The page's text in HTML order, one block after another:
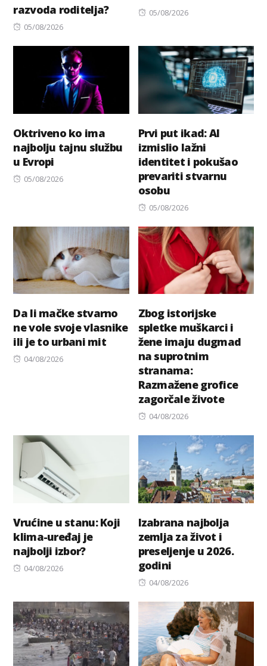
razvoda roditelja?
Posted
05/08/2026
Posted
05/08/2026
Oktriveno ko ima
najbolju tajnu službu
u Evropi
Posted
05/08/2026
Prvi put ikad: AI
izmislio lažni
identitet i pokušao
prevariti stvarnu
osobu
Posted
05/08/2026
Da li mačke stvarno
ne vole svoje vlasnike
ili je to urbani mit
Posted
04/08/2026
Zbog istorijske
spletke muškarci i
žene imaju dugmad
na suprotnim
stranama:
Razmažene grofice
zagorčale živote
Posted
04/08/2026
Vrućine u stanu: Koji
klima-uređaj je
najbolji izbor?
Posted
04/08/2026
Izabrana najbolja
zemlja za život i
preseljenje u 2026.
godini
Posted
04/08/2026